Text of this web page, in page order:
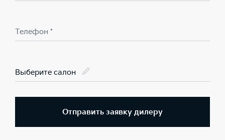
Телефон *
Выберите салон
Отправить заявку дилеру